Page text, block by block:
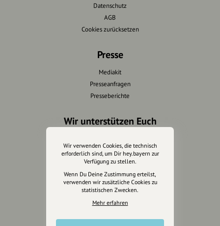
Datenschutz
AGB
Cookies zurücksetzen
Presse
Mediakit
Presseanfragen
Presseberichte
Wir unterstützen Euch
Marketing
Design & Branding
Anakin Design
Wir verwenden Cookies, die technisch
erforderlich sind, um Dir hey.bayern zur
Verfügung zu stellen.
Wenn Du Deine Zustimmung erteilst,
verwenden wir zusätzliche Cookies zu
statistischen Zwecken.
Mehr erfahren